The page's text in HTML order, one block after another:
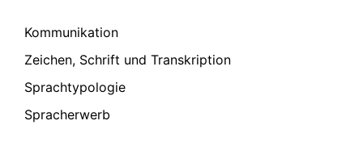
Kommunikation
Zeichen, Schrift und Transkription
Sprachtypologie
Spracherwerb